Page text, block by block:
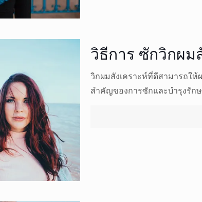
วิธีการ ซักวิกผม
วิกผมสังเคราะห์ที่ดีสามารถใ
สำคัญของการซักและบำรุงรัก